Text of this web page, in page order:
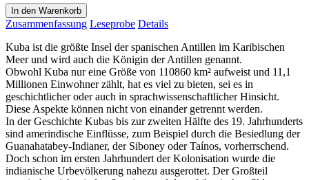
In den Warenkorb
Zusammenfassung Leseprobe Details
Kuba ist die größte Insel der spanischen Antillen im Karibischen
Meer und wird auch die Königin der Antillen genannt.
Obwohl Kuba nur eine Größe von 110860 km² aufweist und 11,1
Millionen Einwohner zählt, hat es viel zu bieten, sei es in
geschichtlicher oder auch in sprachwissenschaftlicher Hinsicht.
Diese Aspekte können nicht von einander getrennt werden.
In der Geschichte Kubas bis zur zweiten Hälfte des 19. Jahrhunderts
sind amerindische Einflüsse, zum Beispiel durch die Besiedlung der
Guanahatabey-Indianer, der Siboney oder Taínos, vorherrschend.
Doch schon im ersten Jahrhundert der Kolonisation wurde die
indianische Urbevölkerung nahezu ausgerottet. Der Großteil